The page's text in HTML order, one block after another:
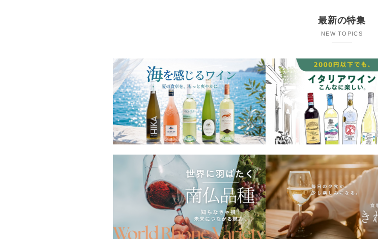
最新の特集
NEW TOPICS